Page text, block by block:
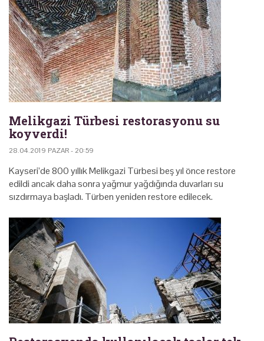
Melikgazi Türbesi restorasyonu su
koyverdi!
28.04.2019 PAZAR - 20:59
Kayseri’de 800 yıllık Melikgazi Türbesi beş yıl önce restore
edildi ancak daha sonra yağmur yağdığında duvarları su
sızdırmaya başladı. Türben yeniden restore edilecek.